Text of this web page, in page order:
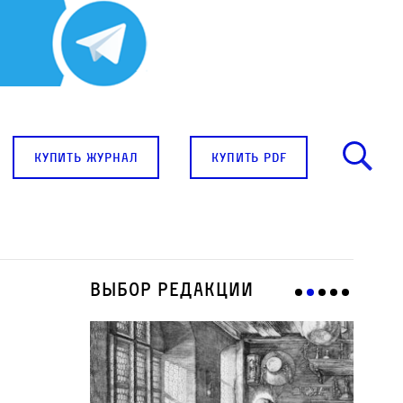
купить журнал купить pdf
Выбор редакции